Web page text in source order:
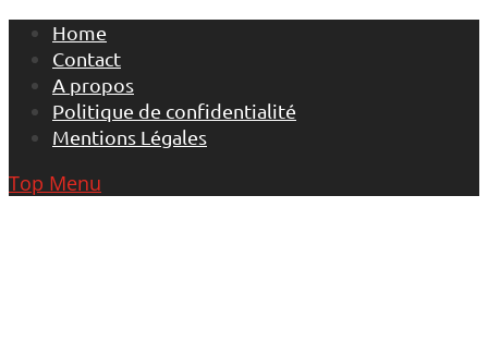
Skip
content
Home
Contact
A propos
Politique de confidentialité
Mentions Légales
Top Menu